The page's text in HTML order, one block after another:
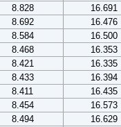
8.828
16.691
8.692
16.476
8.584
16.500
8.468
16.353
8.421
16.335
8.433
16.394
8.411
16.435
8.454
16.573
8.494
16.629